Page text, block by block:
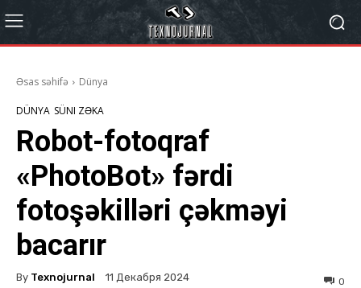
Əsas səhifə Dünya
DÜNYA SÜNI ZƏKA
Robot-fotoqraf
«PhotoBot» fərdi
fotoşəkilləri çəkməyi
bacarır
By Texnojurnal 11 Декабря 2024 0